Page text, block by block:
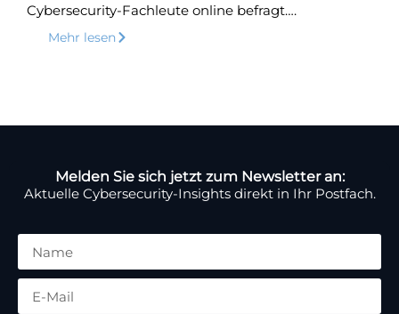
Cybersecurity-Fachleute online befragt….
Mehr lesen
Melden Sie sich jetzt zum Newsletter an:
Aktuelle Cybersecurity-Insights direkt in Ihr Postfach.